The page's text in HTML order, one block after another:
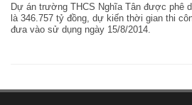
Dự án trường THCS Nghĩa Tân được phê
là 346.757 tỷ đồng, dự kiến thời gian thi
đưa vào sử dụng ngày 15/8/2014.